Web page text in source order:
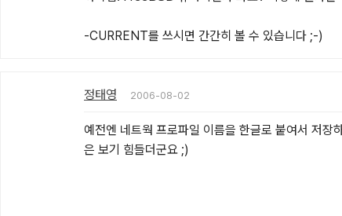
-CURRENT를 쓰시면 간간히 볼 수 있습니다 ;-)
정태영 2006-08-02
예전엔 네트웍 프로파일 이름을 한글로 붙여서 저
은 보기 힘들더군요 ;)